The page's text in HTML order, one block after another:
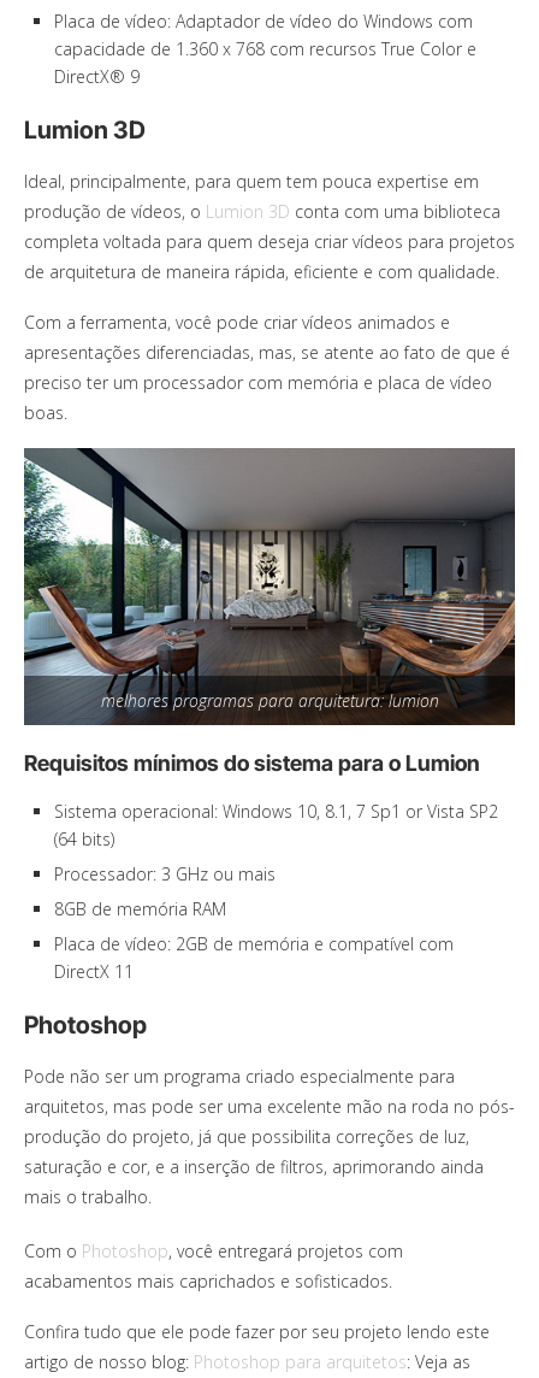
Placa de vídeo: Adaptador de vídeo do Windows com
capacidade de 1.360 x 768 com recursos True Color e
DirectX® 9
Lumion 3D
Ideal, principalmente, para quem tem pouca expertise em
produção de vídeos, o Lumion 3D conta com uma biblioteca
completa voltada para quem deseja criar vídeos para projetos
de arquitetura de maneira rápida, eficiente e com qualidade.
Com a ferramenta, você pode criar vídeos animados e
apresentações diferenciadas, mas, se atente ao fato de que é
preciso ter um processador com memória e placa de vídeo
boas.
melhores programas para arquitetura: lumion
Requisitos mínimos do sistema para o Lumion
Sistema operacional: Windows 10, 8.1, 7 Sp1 or Vista SP2
(64 bits)
Processador: 3 GHz ou mais
8GB de memória RAM
Placa de vídeo: 2GB de memória e compatível com
DirectX 11
Photoshop
Pode não ser um programa criado especialmente para
arquitetos, mas pode ser uma excelente mão na roda no pós-
produção do projeto, já que possibilita correções de luz,
saturação e cor, e a inserção de filtros, aprimorando ainda
mais o trabalho.
Com o Photoshop, você entregará projetos com
acabamentos mais caprichados e sofisticados.
Confira tudo que ele pode fazer por seu projeto lendo este
artigo de nosso blog: Photoshop para arquitetos: Veja as